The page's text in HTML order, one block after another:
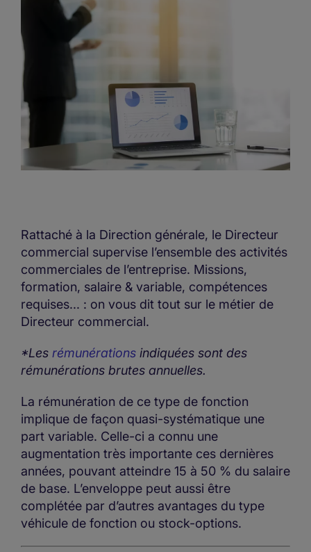
Rattaché à la Direction générale, le Directeur
commercial supervise l’ensemble des activités
commerciales de l’entreprise. Missions,
formation, salaire & variable, compétences
requises... : on vous dit tout sur le métier de
Directeur commercial.
*Les rémunérations indiquées sont des
rémunérations brutes annuelles.
La rémunération de ce type de fonction
implique de façon quasi-systématique une
part variable. Celle-ci a connu une
augmentation très importante ces dernières
années, pouvant atteindre 15 à 50 % du salaire
de base. L’enveloppe peut aussi être
complétée par d’autres avantages du type
véhicule de fonction ou stock-options.